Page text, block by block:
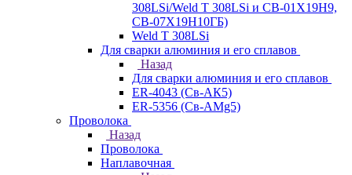
308LSi/Weld T 308LSi и СВ-01Х19Н9,
СВ-07Х19Н10ГБ)
Weld T 308LSi
Для сварки алюминия и его сплавов
Назад
Для сварки алюминия и его сплавов
ER-4043 (Св-АК5)
ER-5356 (Св-АМg5)
Проволока
Назад
Проволока
Наплавочная